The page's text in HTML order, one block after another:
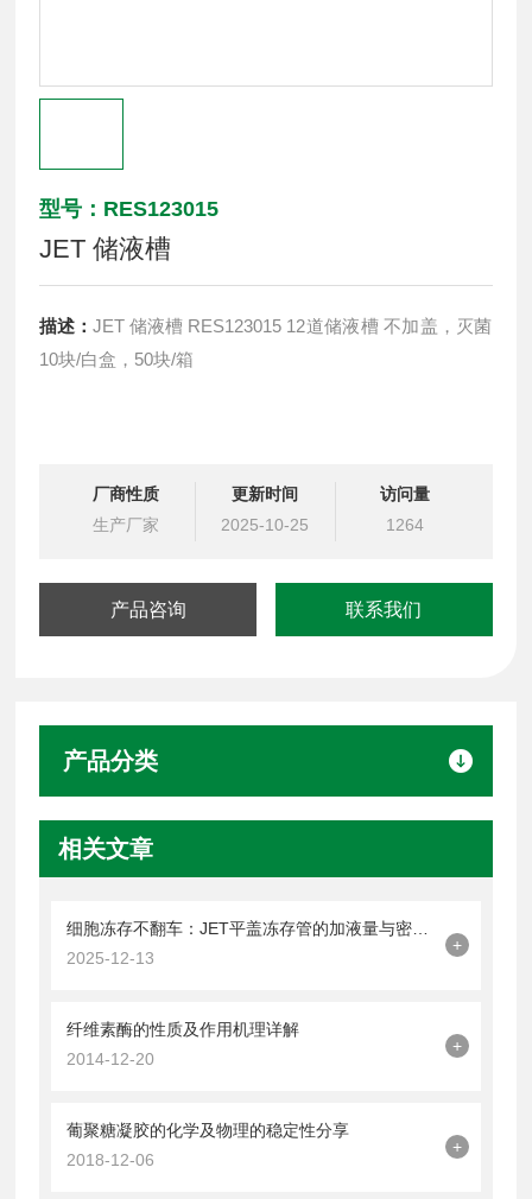
型号：RES123015
JET 储液槽
描述：JET 储液槽 RES123015 12道储液槽 不加盖，灭菌
10块/白盒，50块/箱
厂商性质
生产厂家
更新时间
2025-10-25
访问量
1264
产品咨询 联系我们
产品分类
相关文章
2025-12-13
+
纤维素酶的性质及作用机理详解
2014-12-20
+
葡聚糖凝胶的化学及物理的稳定性分享
2018-12-06
+